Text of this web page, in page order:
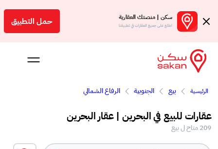
سكن | منصتك العقارية
اطلع على جميع العقارات في تطبيقنا حمل التطبيق
بالعمولة
الرئيسية بيع الجنوبية الرفاع الشمالي
عقارات للبيع في البحرين | عقار البحرين
209 متاح ل بيع